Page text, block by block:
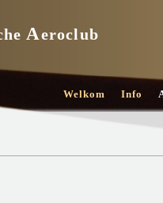
Aeroclub
Welkom Info